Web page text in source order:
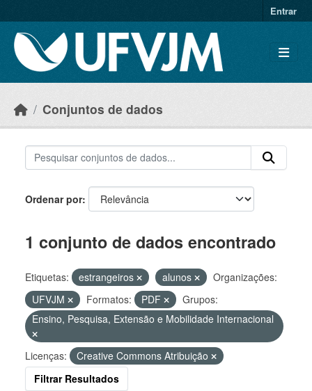
Entrar
Conjuntos de dados
Ordenar por
1 conjunto de dados encontrado
Etiquetas: estrangeiros alunos
Organizações:
UFVJM
Formatos: PDF
Grupos:
Ensino, Pesquisa, Extensão e Mobilidade Internacional
Licenças:
Creative Commons Atribuição
Filtrar Resultados